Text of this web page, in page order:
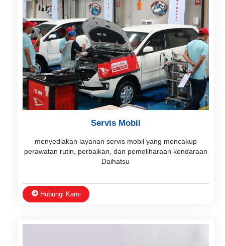
Servis Mobil
menyediakan layanan servis mobil yang mencakup
perawatan rutin, perbaikan, dan pemeliharaan kendaraan
Daihatsu
Hubungi Kami